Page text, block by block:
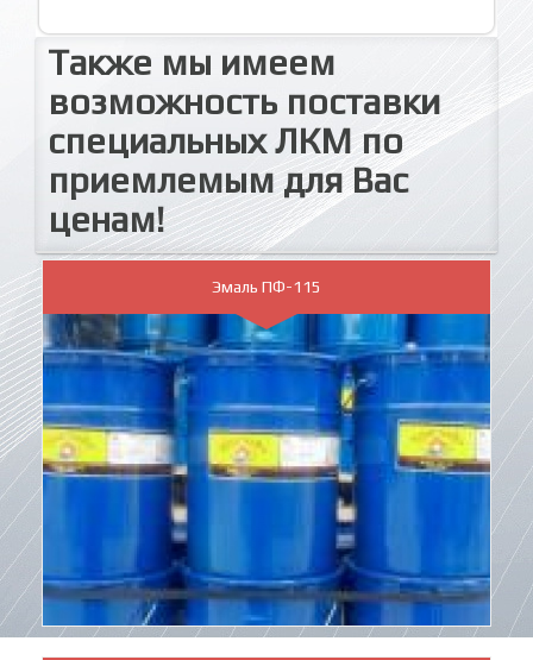
Также мы имеем
возможность поставки
специальных ЛКМ по
приемлемым для Вас
ценам!
Эмаль ПФ-115